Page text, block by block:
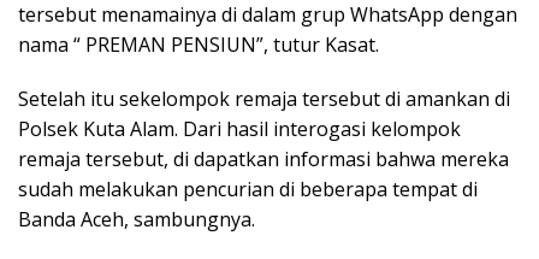
tersebut menamainya di dalam grup WhatsApp dengan
nama “ PREMAN PENSIUN”, tutur Kasat.
Setelah itu sekelompok remaja tersebut di amankan di
Polsek Kuta Alam. Dari hasil interogasi kelompok
remaja tersebut, di dapatkan informasi bahwa mereka
sudah melakukan pencurian di beberapa tempat di
Banda Aceh, sambungnya.